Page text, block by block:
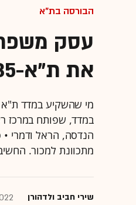
הבורסה בת"א
עסק
את ת"א-35
במדד, שפותח במרכז
הנדסה, הראל ודמרי •
מתכוונת למכור.
שירי חביב ולדהורן